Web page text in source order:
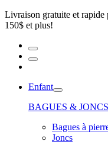
Livraison gratuite et rapide
150$ et plus!
Enfant
BAGUES & JONCS
Bagues à
Joncs